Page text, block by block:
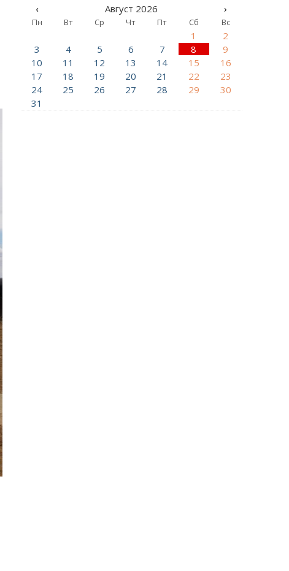
‹ Август 2026 ›
Пн Вт Ср Чт Пт Сб Вс
1
2
3
4 5 6 7 8
9
10
11 12 13 14 15
16
17
18 19 20 21 22
23
24
25 26 27 28 29
30
31